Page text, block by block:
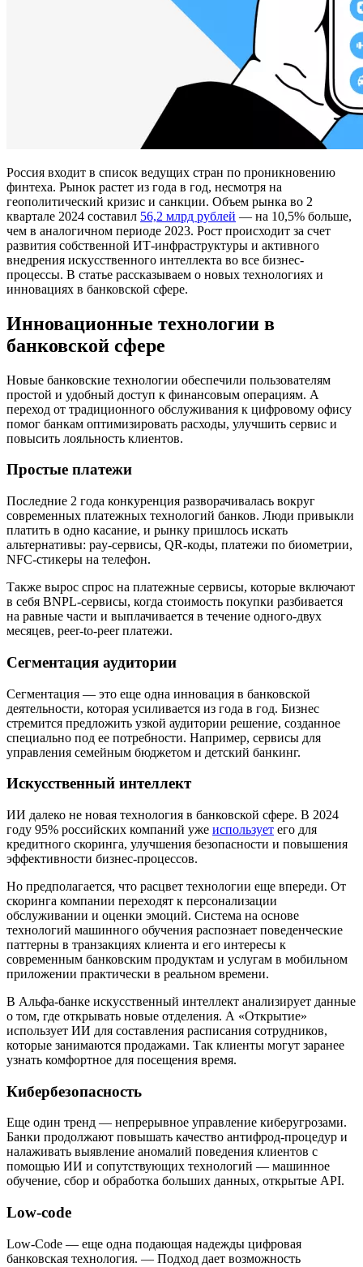
Россия входит в список ведущих стран по проникновению
финтеха. Рынок растет из года в год, несмотря на
геополитический кризис и санкции. Объем рынка во 2
квартале 2024 составил 56,2 млрд рублей — на 10,5% больше,
чем в аналогичном периоде 2023. Рост происходит за счет
развития собственной ИТ-инфраструктуры и активного
внедрения искусственного интеллекта во все бизнес-
процессы. В статье рассказываем о новых технологиях и
инновациях в банковской сфере.
Инновационные технологии в
банковской сфере
Новые банковские технологии обеспечили пользователям
простой и удобный доступ к финансовым операциям. А
переход от традиционного обслуживания к цифровому офису
помог банкам оптимизировать расходы, улучшить сервис и
повысить лояльность клиентов.
Простые платежи
Последние 2 года конкуренция разворачивалась вокруг
современных платежных технологий банков. Люди привыкли
платить в одно касание, и рынку пришлось искать
альтернативы: pay-сервисы, QR-коды, платежи по биометрии,
NFC-стикеры на телефон.
Также вырос спрос на платежные сервисы, которые включают
в себя BNPL-сервисы, когда стоимость покупки разбивается
на равные части и выплачивается в течение одного-двух
месяцев, peer-to-peer платежи.
Сегментация аудитории
Сегментация — это еще одна инновация в банковской
деятельности, которая усиливается из года в год. Бизнес
стремится предложить узкой аудитории решение, созданное
специально под ее потребности. Например, сервисы для
управления семейным бюджетом и детский банкинг.
Искусственный интеллект
ИИ далеко не новая технология в банковской сфере. В 2024
году 95% российских компаний уже использует его для
кредитного скоринга, улучшения безопасности и повышения
эффективности бизнес-процессов.
Но предполагается, что расцвет технологии еще впереди. От
скоринга компании переходят к персонализации
обслуживании и оценки эмоций. Система на основе
технологий машинного обучения распознает поведенческие
паттерны в транзакциях клиента и его интересы к
современным банковским продуктам и услугам в мобильном
приложении практически в реальном времени.
В Альфа-банке искусственный интеллект анализирует данные
о том, где открывать новые отделения. А «Открытие»
использует ИИ для составления расписания сотрудников,
которые занимаются продажами. Так клиенты могут заранее
узнать комфортное для посещения время.
Кибербезопасность
Еще один тренд — непрерывное управление киберугрозами.
Банки продолжают повышать качество антифрод-процедур и
налаживать выявление аномалий поведения клиентов с
помощью ИИ и сопутствующих технологий — машинное
обучение, сбор и обработка больших данных, открытые API.
Low-code
Low-Code — еще одна подающая надежды цифровая
банковская технология. — Подход дает возможность